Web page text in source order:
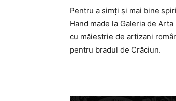
Pentru a simți și mai bine
Hand made la Galeria de
cu măiestrie de artizani
pentru bradul de Crăciun.